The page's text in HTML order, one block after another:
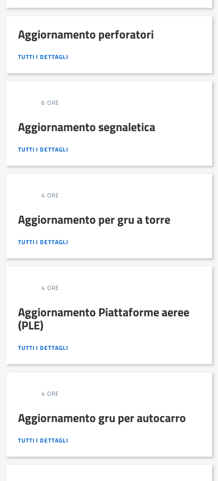
Aggiornamento perforatori
TUTTI I DETTAGLI
6 ORE
Aggiornamento segnaletica
TUTTI I DETTAGLI
4 ORE
Aggiornamento per gru a torre
TUTTI I DETTAGLI
4 ORE
Aggiornamento Piattaforme aeree
(PLE)
TUTTI I DETTAGLI
4 ORE
Aggiornamento gru per autocarro
TUTTI I DETTAGLI